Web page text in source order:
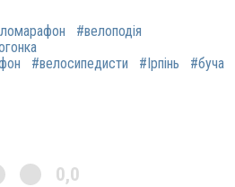
#велоподія
#велосипедисти #Ірпінь #буча
0,0